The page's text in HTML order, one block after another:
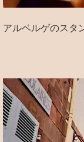
アルベルゲのスタ